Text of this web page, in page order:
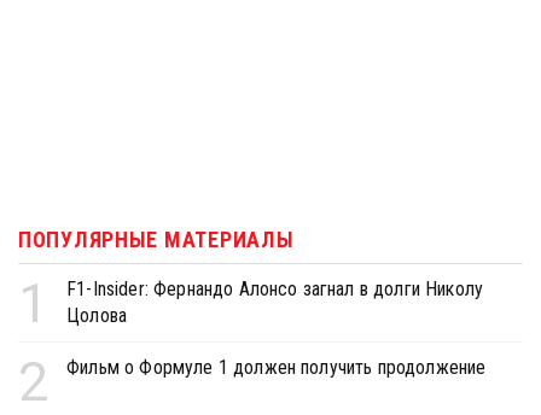
ПОПУЛЯРНЫЕ МАТЕРИАЛЫ
1
F1-Insider: Фернандо Алонсо загнал в долги Николу
Цолова
2 Фильм о Формуле 1 должен получить продолжение